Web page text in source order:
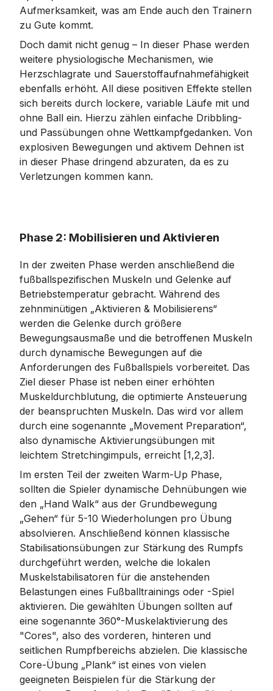
Aufmerksamkeit, was am Ende auch den Trainern
zu Gute kommt.
Doch damit nicht genug – In dieser Phase werden
weitere physiologische Mechanismen, wie
Herzschlagrate und Sauerstoffaufnahmefähigkeit
ebenfalls erhöht. All diese positiven Effekte stellen
sich bereits durch lockere, variable Läufe mit und
ohne Ball ein. Hierzu zählen einfache Dribbling-
und Passübungen ohne Wettkampfgedanken. Von
explosiven Bewegungen und aktivem Dehnen ist
in dieser Phase dringend abzuraten, da es zu
Verletzungen kommen kann.
Phase 2: Mobilisieren und Aktivieren
In der zweiten Phase werden anschließend die
fußballspezifischen Muskeln und Gelenke auf
Betriebstemperatur gebracht. Während des
zehnminütigen „Aktivieren & Mobilisierens“
werden die Gelenke durch größere
Bewegungsausmaße und die betroffenen Muskeln
durch dynamische Bewegungen auf die
Anforderungen des Fußballspiels vorbereitet. Das
Ziel dieser Phase ist neben einer erhöhten
Muskeldurchblutung, die optimierte Ansteuerung
der beanspruchten Muskeln. Das wird vor allem
durch eine sogenannte „Movement Preparation“,
also dynamische Aktivierungsübungen mit
leichtem Stretchingimpuls, erreicht [1,2,3].
Im ersten Teil der zweiten Warm-Up Phase,
sollten die Spieler dynamische Dehnübungen wie
den „Hand Walk“ aus der Grundbewegung
„Gehen“ für 5-10 Wiederholungen pro Übung
absolvieren. Anschließend können klassische
Stabilisationsübungen zur Stärkung des Rumpfs
durchgeführt werden, welche die lokalen
Muskelstabilisatoren für die anstehenden
Belastungen eines Fußballtrainings oder -Spiel
aktivieren. Die gewählten Übungen sollten auf
eine sogenannte 360°-Muskelaktivierung des
"Cores", also des vorderen, hinteren und
seitlichen Rumpfbereichs abzielen. Die klassische
Core-Übung „Plank“ ist eines von vielen
geeigneten Beispielen für die Stärkung der